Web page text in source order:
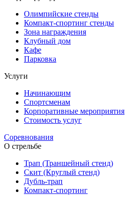
Олимпийские стенды
Компакт-спортинг стенды
Зона награждения
Клубный дом
Кафе
Парковка
Услуги
Начинающим
Спортсменам
Корпоративные мероприятия
Стоимость услуг
Соревнования
О стрельбе
Трап (Траншейный стенд)
Скит (Круглый стенд)
Дубль-трап
Компакт-спортинг